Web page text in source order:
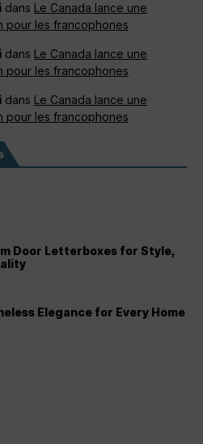
dans Le Canada lance une
pour les francophones
dans Le Canada lance une
pour les francophones
dans Le Canada lance une
pour les francophones
Door Letterboxes for Style,
Elegance for Every Home